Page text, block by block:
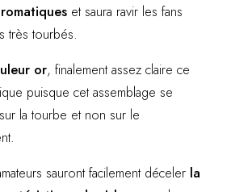
et saura ravir les fans
très tourbés.
or, finalement assez claire ce
puisque cet assemblage se
la tourbe et non sur le
sauront facilement déceler la